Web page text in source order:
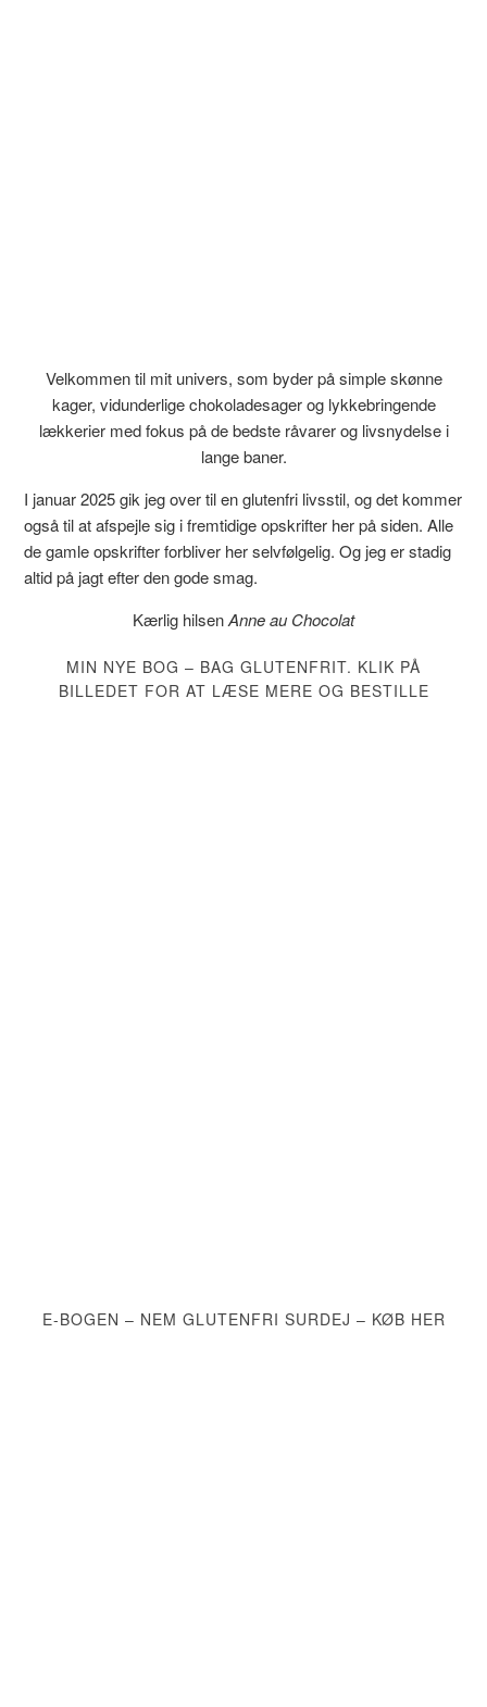
Velkommen til mit univers, som byder på simple skønne
kager, vidunderlige chokoladesager og lykkebringende
lækkerier med fokus på de bedste råvarer og livsnydelse i
lange baner.
I januar 2025 gik jeg over til en glutenfri livsstil, og det kommer
også til at afspejle sig i fremtidige opskrifter her på siden. Alle
de gamle opskrifter forbliver her selvfølgelig. Og jeg er stadig
altid på jagt efter den gode smag.
Kærlig hilsenAnne au Chocolat
MIN NYE BOG – BAG GLUTENFRIT. KLIK PÅ
BILLEDET FOR AT LÆSE MERE OG BESTILLE
E-BOGEN – NEM GLUTENFRI SURDEJ – KØB HER